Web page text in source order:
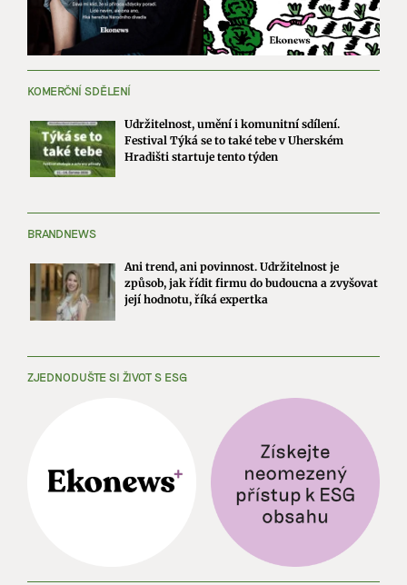
KOMERČNÍ SDĚLENÍ
Udržitelnost, umění i komunitní sdílení.
Festival Týká se to také tebe v Uherském
Hradišti startuje tento týden
BRANDNEWS
Ani trend, ani povinnost. Udržitelnost je
způsob, jak řídit firmu do budoucna a zvyšovat
její hodnotu, říká expertka
ZJEDNODUŠTE SI ŽIVOT S ESG